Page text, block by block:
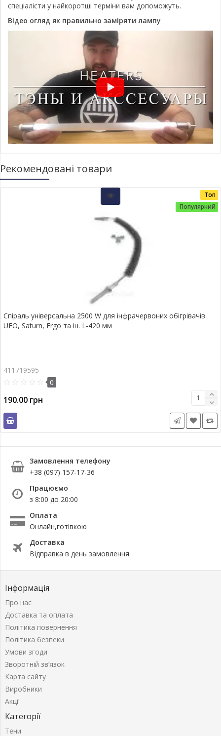
спеціалісти у найкоротші терміни вам допоможуть.
Відео огляд як правильно заміряти лампу
Рекомендовані товари
Топ
Популярний
Спіраль універсальна 2500 W для інфрачервоних обігрівачів
UFO, Saturn, Ergo та ін. L-420 мм
411719595
0
190.00 грн
Замовлення телефону
+38 (097) 157-17-36
Працюємо
з 8:00 до 20:00
Оплата
Онлайн,готівкою
Доставка
Відправка в день замовлення
Інформація
Про нас
Доставка та оплата
Політика повернення
Політика безпеки
Умови згоди
Зворотній зв’язок
Карта сайту
Виробники
Акції
Категорії
Тени